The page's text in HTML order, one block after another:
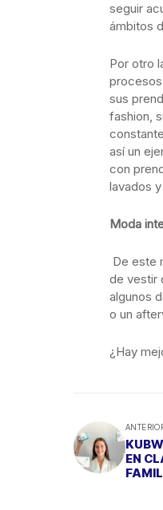
seguir
ámbitos
Por otro
procesos
sus
fashion,
así un
con
lavados
Moda
De este
de vestir
algunos
o un
¿Hay
EN